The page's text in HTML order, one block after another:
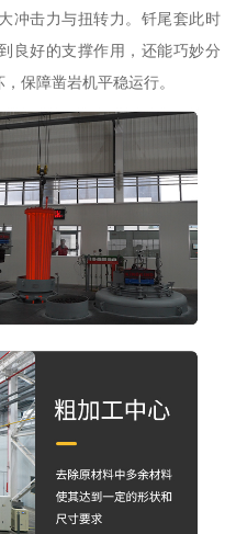
冲击力与扭转力。钎尾套此时
良好的支撑作用，还能巧妙分
保障凿岩机平稳运行。